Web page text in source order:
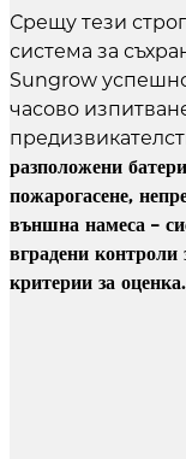
Срещу тези
система за
Sungrow
часово
разположени
пожарогасене,
външна намеса –
вградени контроли
критерии за оценка.